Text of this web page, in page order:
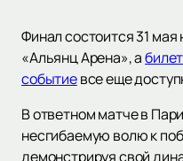
Финал состоится 31
«Альянц Арена», а
событиевсе еще
В ответном матче в
несгибаемую волю к
демонстрируя свой